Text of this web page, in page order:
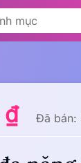
₫ Đã bán: